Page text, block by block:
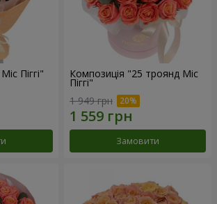
Піггі" Композиція "25 троянд Міс
Піггі"
1 949 грн
Замовити